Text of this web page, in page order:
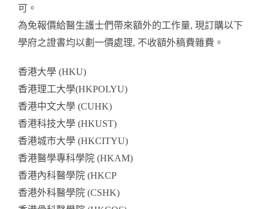
可。
為免報價給醫生護士們帶來額外的工作量, 現訂購以下
學府之證書均以劃一價處理, 不收額外稿費雜費。
香港大學 (HKU)
香港理工大學(HKPOLYU)
香港中文大學 (CUHK)
香港科技大學 (HKUST)
香港城市大學 (HKCITYU)
香港醫學專科學院 (HKAM)
香港內科醫學院 (HKCP
香港外科醫學院 (CSHK)